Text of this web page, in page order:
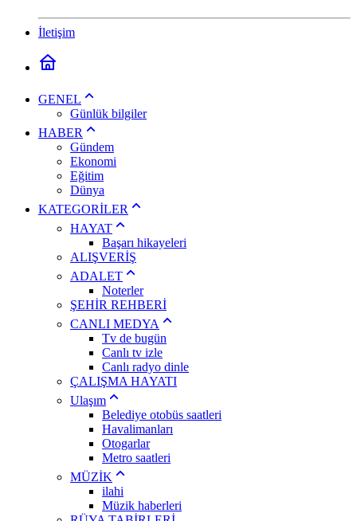
İletişim
GENEL
Günlük bilgiler
HABER
Gündem
Ekonomi
Eğitim
Dünya
KATEGORİLER
HAYAT
Başarı hikayeleri
ALIŞVERİŞ
ADALET
Noterler
ŞEHİR REHBERİ
CANLI MEDYA
Tv de bugün
Canlı tv izle
Canlı radyo dinle
ÇALIŞMA HAYATI
Ulaşım
Belediye otobüs saatleri
Havalimanları
Otogarlar
Metro saatleri
MÜZİK
ilahi
Müzik haberleri